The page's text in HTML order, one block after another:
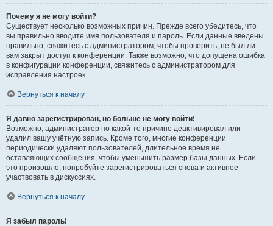
Почему я не могу войти?
Существует несколько возможных причин. Прежде всего убедитесь, что
вы правильно вводите имя пользователя и пароль. Если данные введены
правильно, свяжитесь с администратором, чтобы проверить, не был ли
вам закрыт доступ к конференции. Также возможно, что допущена ошибка
в конфигурации конференции, свяжитесь с администратором для
исправления настроек.
Вернуться к началу
Я давно зарегистрирован, но больше не могу войти!
Возможно, администратор по какой-то причине деактивировал или
удалил вашу учётную запись. Кроме того, многие конференции
периодически удаляют пользователей, длительное время не
оставляющих сообщения, чтобы уменьшить размер базы данных. Если
это произошло, попробуйте зарегистрироваться снова и активнее
участвовать в дискуссиях.
Вернуться к началу
Я забыл пароль!